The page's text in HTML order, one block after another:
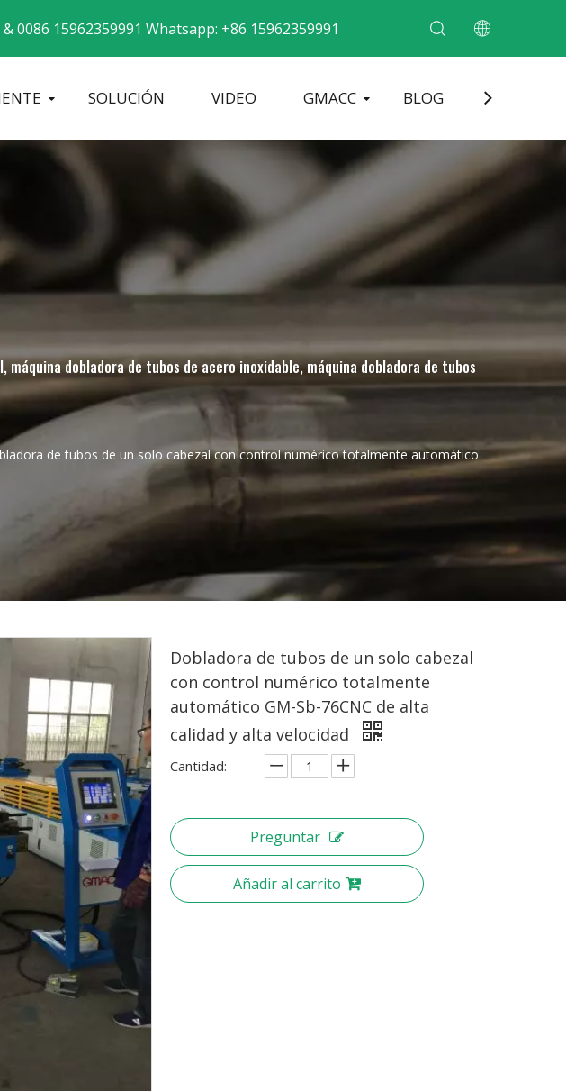
&0086 15962359991 Whatsapp: +86 15962359991
SOLUCIÓN VIDEO GMACC BLOG
dobladora de tubos de acero inoxidable, máquina dobladora de tubos
de tubos de un solo cabezal con control numérico totalmente automático
Dobladora de tubos de un solo cabezal
con control numérico totalmente
automático GM-Sb-76CNC de alta
calidad y alta velocidad
Cantidad:
Preguntar
Añadir al carrito